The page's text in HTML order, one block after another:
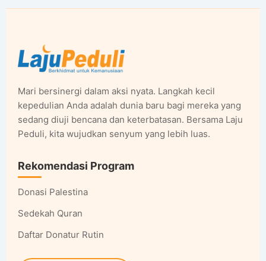
Mari bersinergi dalam aksi nyata. Langkah kecil
kepedulian Anda adalah dunia baru bagi mereka yang
sedang diuji bencana dan keterbatasan. Bersama Laju
Peduli, kita wujudkan senyum yang lebih luas.
Rekomendasi Program
Donasi Palestina
Sedekah Quran
Daftar Donatur Rutin